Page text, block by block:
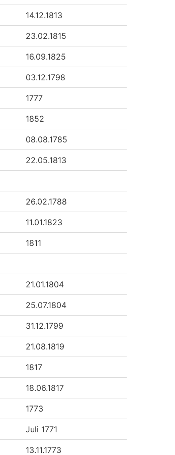
14.12.1813
23.02.1815
16.09.1825
03.12.1798
1777
1852
08.08.1785
22.05.1813
26.02.1788
11.01.1823
1811
21.01.1804
25.07.1804
31.12.1799
21.08.1819
1817
18.06.1817
1773
Juli 1771
13.11.1773